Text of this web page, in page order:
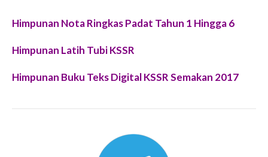
Himpunan Nota Ringkas Padat Tahun 1 Hingga 6
Himpunan Latih Tubi KSSR
Himpunan Buku Teks Digital KSSR Semakan 2017